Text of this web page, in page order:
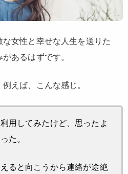
女性と幸せな人生を送りた
あるはずです。
えば、こんな感じ。
用してみたけど、思ったよ
た。
ると向こうから連絡が途絶